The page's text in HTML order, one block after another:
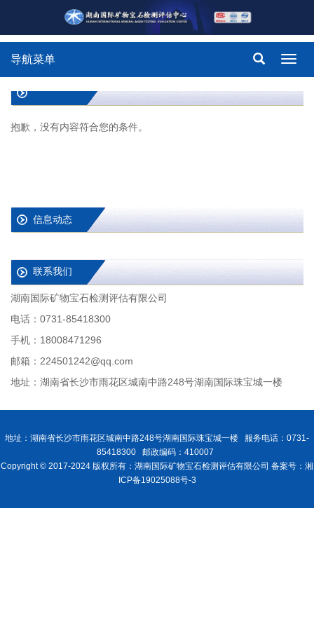
导航菜单
抱歉，没有内容符合您的条件。
信息动态
联系我们
湖南国际矿物宝石检测评估有限公司
电话：0731-85418300
手机：18008471296
邮箱：224501242@qq.com
地址：湖南省长沙市雨花区城南中路248号湖南国际珠宝城一楼
地址：湖南省长沙市雨花区城南中路248号湖南国际珠宝城一楼 服务电话：0731-
85418300 邮政编码：410007
Copyright © 2017-2024 版权所有：湖南国际矿物宝石检测评估有限公司 备案号：湘
ICP备19025088号-3